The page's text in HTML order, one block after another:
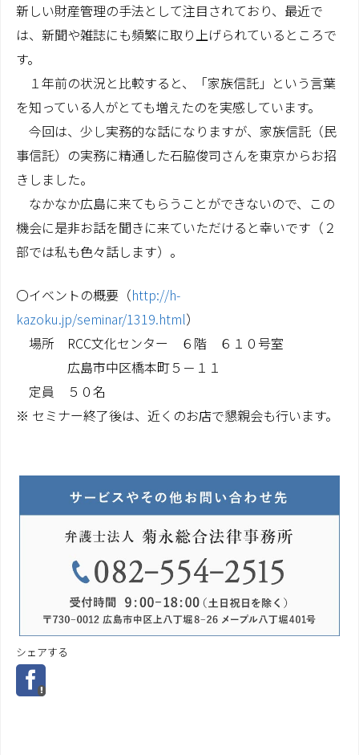
新しい財産管理の手法として注目されており、最近で
は、新聞や雑誌にも頻繁に取り上げられているところで
す。
１年前の状況と比較すると、「家族信託」という言葉
を知っている人がとても増えたのを実感しています。
今回は、少し実務的な話になりますが、家族信託（民
事信託）の実務に精通した石脇俊司さんを東京からお招
きしました。
なかなか広島に来てもらうことができないので、この
機会に是非お話を聞きに来ていただけると幸いです（２
部では私も色々話します）。
〇イベントの概要（http://h-
kazoku.jp/seminar/1319.html）
場所 RCC文化センター ６階 ６１０号室
広島市中区橋本町５－１１
定員 ５０名
※ セミナー終了後は、近くのお店で懇親会も行います。
シェアする
コラム
家族信託コラム
相続関係コラム
コンプライアンス
お問い合わせ